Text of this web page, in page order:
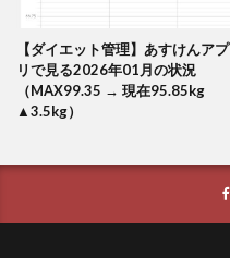
【ダイエット管理】あすけんアプ
リで見る2026年01月の状況
（MAX99.35 → 現在95.85kg
▲3.5kg）